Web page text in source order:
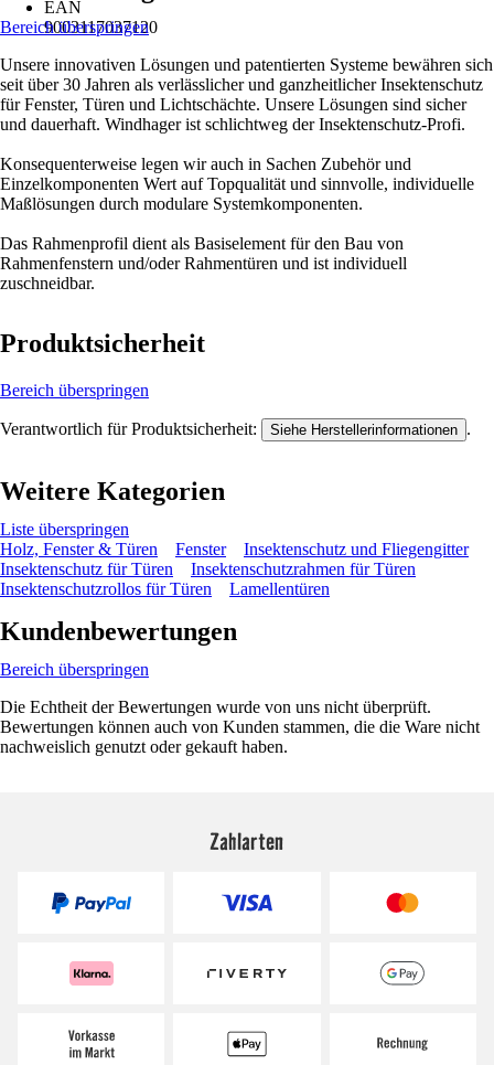
EAN
9003117037120
Bereich überspringen
Unsere innovativen Lösungen und patentierten Systeme bewähren sich
seit über 30 Jahren als verlässlicher und ganzheitlicher Insektenschutz
für Fenster, Türen und Lichtschächte. Unsere Lösungen sind sicher
und dauerhaft. Windhager ist schlichtweg der Insektenschutz-Profi.
Konsequenterweise legen wir auch in Sachen Zubehör und
Einzelkomponenten Wert auf Topqualität und sinnvolle, individuelle
Maßlösungen durch modulare Systemkomponenten.
Das Rahmenprofil dient als Basiselement für den Bau von
Rahmenfenstern und/oder Rahmentüren und ist individuell
zuschneidbar.
Produktsicherheit
Bereich überspringen
Verantwortlich für Produktsicherheit: Siehe Herstellerinformationen .
Weitere Kategorien
Liste überspringen
Holz, Fenster & Türen
Fenster
Insektenschutz und Fliegengitter
Insektenschutz für Türen
Insektenschutzrahmen für Türen
Insektenschutzrollos für Türen
Lamellentüren
Kundenbewertungen
Bereich überspringen
Die Echtheit der Bewertungen wurde von uns nicht überprüft.
Bewertungen können auch von Kunden stammen, die die Ware nicht
nachweislich genutzt oder gekauft haben.
Zahlarten